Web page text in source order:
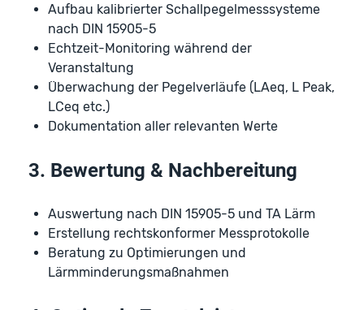
Aufbau kalibrierter Schallpegelmesssysteme
nach DIN 15905-5
Echtzeit-Monitoring während der
Veranstaltung
Überwachung der Pegelverläufe (LAeq, L Peak,
LCeq etc.)
Dokumentation aller relevanten Werte
3. Bewertung & Nachbereitung
Auswertung nach DIN 15905-5 und TA Lärm
Erstellung rechtskonformer Messprotokolle
Beratung zu Optimierungen und
Lärmminderungsmaßnahmen